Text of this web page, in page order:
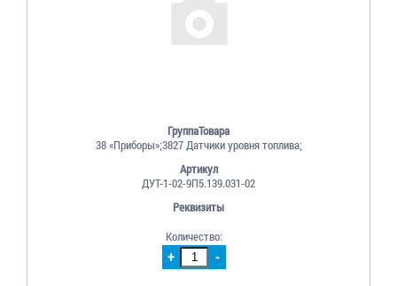
ГруппаТовара
38 «Приборы»;3827 Датчики уровня топлива;
Артикул
ДУТ-1-02-9П5.139.031-02
Реквизиты
+ -
Количество: